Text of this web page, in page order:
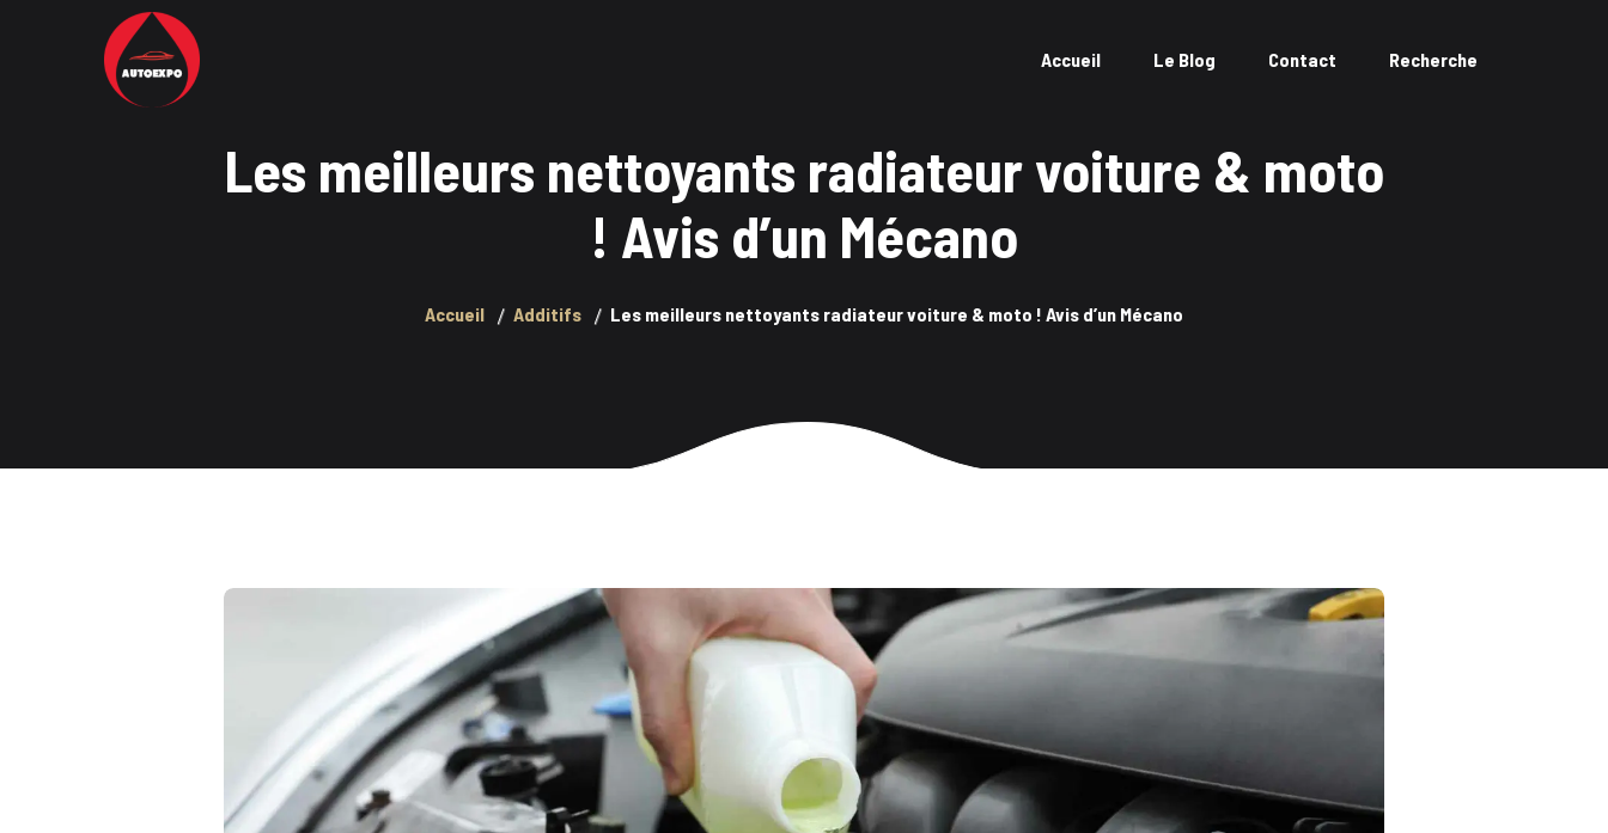
Accueil Le Blog Contact Recherche
Les meilleurs nettoyants radiateur voiture & moto
! Avis d’un Mécano
Accueil Additifs Les meilleurs nettoyants radiateur voiture & moto ! Avis d’un Mécano